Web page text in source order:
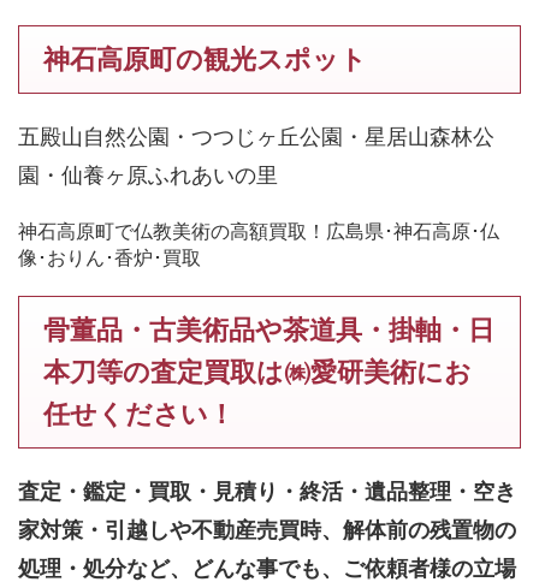
神石高原町の観光スポット
五殿山自然公園・つつじヶ丘公園・星居山森林公
園・仙養ヶ原ふれあいの里
神石高原町で仏教美術の高額買取！広島県･神石高原･仏
像･おりん･香炉･買取
骨董品・古美術品や茶道具・掛軸・日
本刀等の査定買取は㈱愛研美術にお
任せください！
査定・鑑定・買取・見積り・終活・遺品整理・空き
家対策・引越しや不動産売買時、解体前の残置物の
処理・処分など、どんな事でも、 ご依頼者様の立場